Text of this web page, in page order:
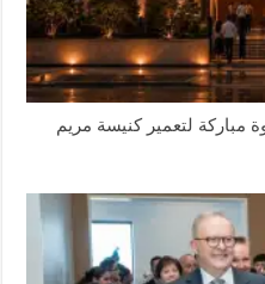
مباركة لتعمير كنيسة مريم